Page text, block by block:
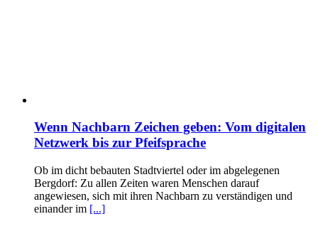
Wenn Nachbarn Zeichen geben: Vom digitalen
Netzwerk bis zur Pfeifsprache
Ob im dicht bebauten Stadtviertel oder im abgelegenen
Bergdorf: Zu allen Zeiten waren Menschen darauf
angewiesen, sich mit ihren Nachbarn zu verständigen und
einander im [...]